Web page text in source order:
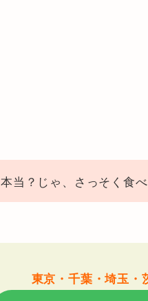
本当？じゃ、さっそく食べ
東京・千葉・埼玉・